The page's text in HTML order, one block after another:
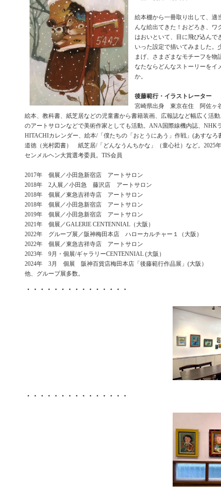
絵本棚から一冊取り出して、適
んな絵出てきた！おどろき、ワ
はおいといて、目に飛び込んで
いった設定で描いてみました。
まげ、さまざまなモチーフを物
なたならどんなストーリーをイ
か。
後藤範行・イラストレーター
宮崎県出身 東京在住 阿佐ヶ
絵本、教科書、紙芝居などの児童書から書籍装画、広報誌など幅広く活
のアートサロンなどで美術作家としても活動。ANA国際線機内誌、NHK
HITACHIカレンダー、絵本/「僕たちの「おとうにあう」作戦」(あすな
道徳（光村図書） 紙芝居/「どんなうんちかな」（童心社）など。2025
センメルヘン大賞選考委員。TIS会員
2017年 個展／小田急新宿店 アートサロン
2018年 2人展／小田急 藤沢店 アートサロン
2018年 個展／東急吉祥寺店 アートサロン
2018年 個展／小田急新宿店 アートサロン
2019年 個展／小田急新宿店 アートサロン
2021年 個展／GALERIE CENTENNIAL（大阪）
2022年 グループ展／阪神梅田本店 ハローカルチャー１（大阪）
2022年 個展／東急吉祥寺店 アートサロン
2023年 9月・個展/ギャラリーCENTENNIAL (大阪）
2024年 3月 個展 阪神百貨店梅田本店「後藤範行作品展」(大阪）
他、グループ展多数。
・・・・・・・・・・・・・・・
・・・・・・・・・・・・・・・